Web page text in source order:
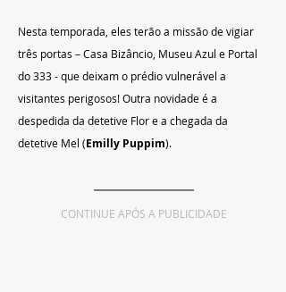
Nesta temporada, eles terão a missão de vigiar
três portas – Casa Bizâncio, Museu Azul e Portal
do 333 - que deixam o prédio vulnerável a
visitantes perigosos! Outra novidade é a
despedida da detetive Flor e a chegada da
detetive Mel (Emilly Puppim).
CONTINUE APÓS A PUBLICIDADE